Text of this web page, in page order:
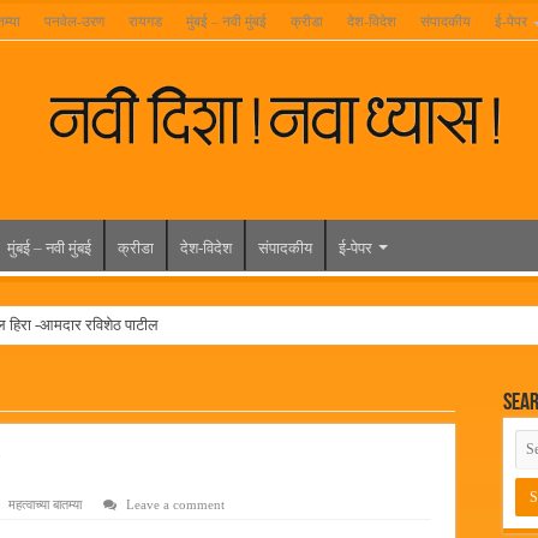
पनवेल-उरण रायगड मुंबई – नवी मुंबई क्रीडा देश-विदेश संपादकीय ई-पेपर
मुंबई – नवी मुंबई क्रीडा देश-विदेश संपादकीय ई-पेपर
-आमदार रविशेठ पाटील
मुख्य प्रशासकीय कार्यालयासह भव्य मूट कोर्टचे बुधवारी उद्घाटन
लोकनेते रामशेठ ठाकूर यांच्या उद्घाटन
महत्वाच्या बातम्या Leave a comment